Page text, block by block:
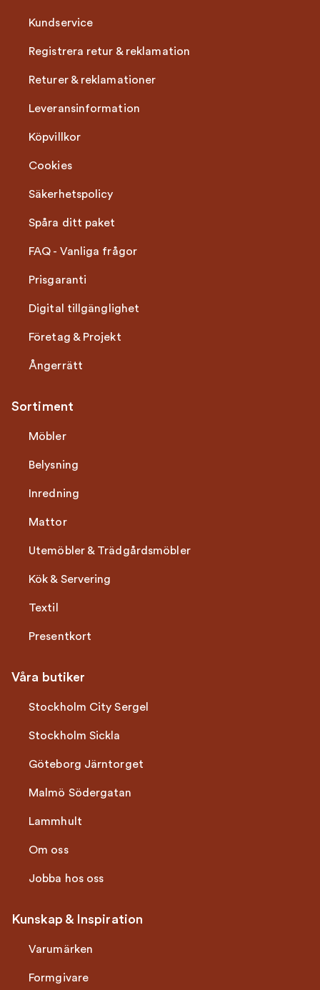
Kundservice
Registrera retur & reklamation
Returer & reklamationer
Leveransinformation
Köpvillkor
Cookies
Säkerhetspolicy
Spåra ditt paket
FAQ - Vanliga frågor
Prisgaranti
Digital tillgänglighet
Företag & Projekt
Ångerrätt
Sortiment
Möbler
Belysning
Inredning
Mattor
Utemöbler & Trädgårdsmöbler
Kök & Servering
Textil
Presentkort
Våra butiker
Stockholm City Sergel
Stockholm Sickla
Göteborg Järntorget
Malmö Södergatan
Lammhult
Om oss
Jobba hos oss
Kunskap & Inspiration
Varumärken
Formgivare